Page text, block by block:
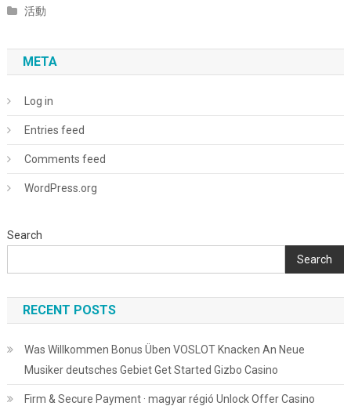
活動
META
Log in
Entries feed
Comments feed
WordPress.org
Search
Search
RECENT POSTS
Was Willkommen Bonus Üben VOSLOT Knacken An Neue
Musiker deutsches Gebiet Get Started Gizbo Casino
Firm & Secure Payment · magyar régió Unlock Offer Casino